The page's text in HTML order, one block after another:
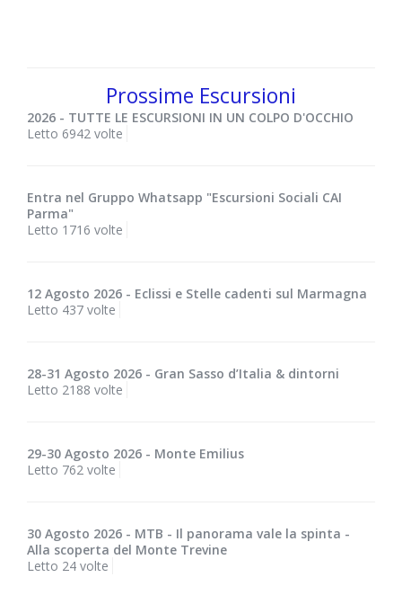
Prossime Escursioni
2026 - TUTTE LE ESCURSIONI IN UN COLPO D'OCCHIO
Letto 6942 volte
Entra nel Gruppo Whatsapp "Escursioni Sociali CAI
Parma"
Letto 1716 volte
12 Agosto 2026 - Eclissi e Stelle cadenti sul Marmagna
Letto 437 volte
28-31 Agosto 2026 - Gran Sasso d’Italia & dintorni
Letto 2188 volte
29-30 Agosto 2026 - Monte Emilius
Letto 762 volte
30 Agosto 2026 - MTB - Il panorama vale la spinta -
Alla scoperta del Monte Trevine
Letto 24 volte